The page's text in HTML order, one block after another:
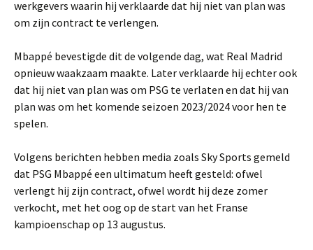
werkgevers waarin hij verklaarde dat hij niet van plan was
om zijn contract te verlengen.
Mbappé bevestigde dit de volgende dag, wat Real Madrid
opnieuw waakzaam maakte. Later verklaarde hij echter ook
dat hij niet van plan was om PSG te verlaten en dat hij van
plan was om het komende seizoen 2023/2024 voor hen te
spelen.
Volgens berichten hebben media zoals Sky Sports gemeld
dat PSG Mbappé een ultimatum heeft gesteld: ofwel
verlengt hij zijn contract, ofwel wordt hij deze zomer
verkocht, met het oog op de start van het Franse
kampioenschap op 13 augustus.